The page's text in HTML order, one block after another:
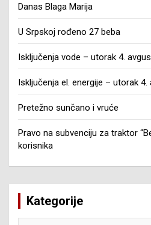
Danas Blaga Marija
U Srpskoj rođeno 27 beba
Isključenja vode – utorak 4.
Isključenja el. energije – utorak 4.
Pretežno sunčano i vruće
Pravo na subvenciju za traktor
korisnika
Kategorije